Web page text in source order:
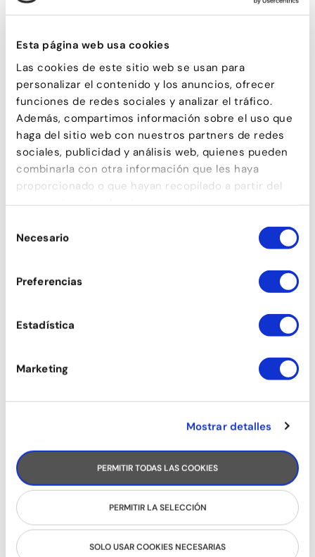
Esta página web usa cookies
Las cookies de este sitio web se usan para
personalizar el contenido y los anuncios, ofrecer
funciones de redes sociales y analizar el tráfico.
Además, compartimos información sobre el uso que
haga del sitio web con nuestros partners de redes
sociales, publicidad y análisis web, quienes pueden
combinarla con otra información que les haya
proporcionado o que hayan recopilado a partir del
uso que haya hecho de sus servicios.
deNecesario
Preferencias
Estadística
Marketing
Mostrar detalles
PERMITIR TODAS LAS COOKIES
PERMITIR LA SELECCIÓN
SOLO USAR COOKIES NECESARIAS
COMEDIA MUSICAL
TONIFICACIÓN